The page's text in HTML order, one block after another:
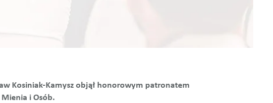
Kosiniak-Kamysz objął honorowym patronatem
i Osób.